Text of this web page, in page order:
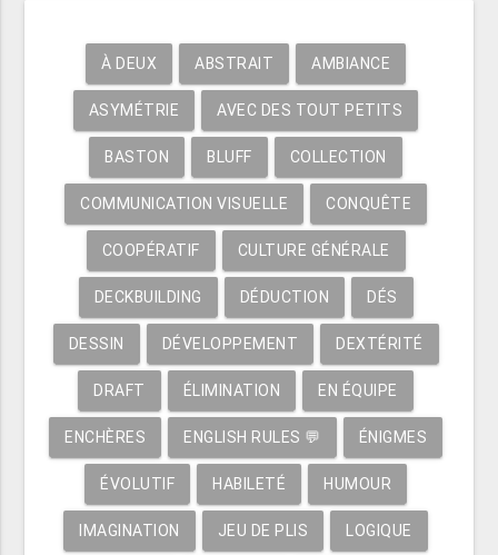
À DEUX ABSTRAIT AMBIANCE
ASYMÉTRIE AVEC DES TOUT PETITS
BASTON BLUFF COLLECTION
COMMUNICATION VISUELLE CONQUÊTE
COOPÉRATIF CULTURE GÉNÉRALE
DECKBUILDING DÉDUCTION DÉS
DESSIN DÉVELOPPEMENT DEXTÉRITÉ
DRAFT ÉLIMINATION EN ÉQUIPE
ENCHÈRES ENGLISH RULES 💬 ÉNIGMES
ÉVOLUTIF HABILETÉ HUMOUR
IMAGINATION JEU DE PLIS LOGIQUE